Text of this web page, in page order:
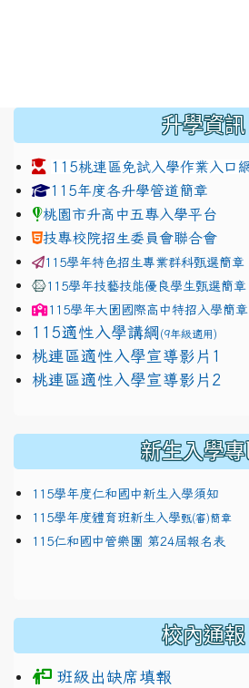
升學資訊
115桃連區免試入學作業入口
link to https://
115年度各升學管道簡章
桃園市升高中五專入學平台
技專校院招生委員會聯合會
115學年特色招生專業群科甄選簡章
115學年技藝技能優良學生甄選簡章
115學年大園國際高中特招入學簡章
115適性入學講綱 (9年級適用)
link to https://
桃連區適性入學宣導影片1
link to https://
桃連區適性入學宣導影片2
新生入學
115學年度仁和國中新生入學須知
115學年度體育班新生入學甄(審)簡章
115仁和國中管樂團 第24屆報名表
校內通報
班級出缺席填報